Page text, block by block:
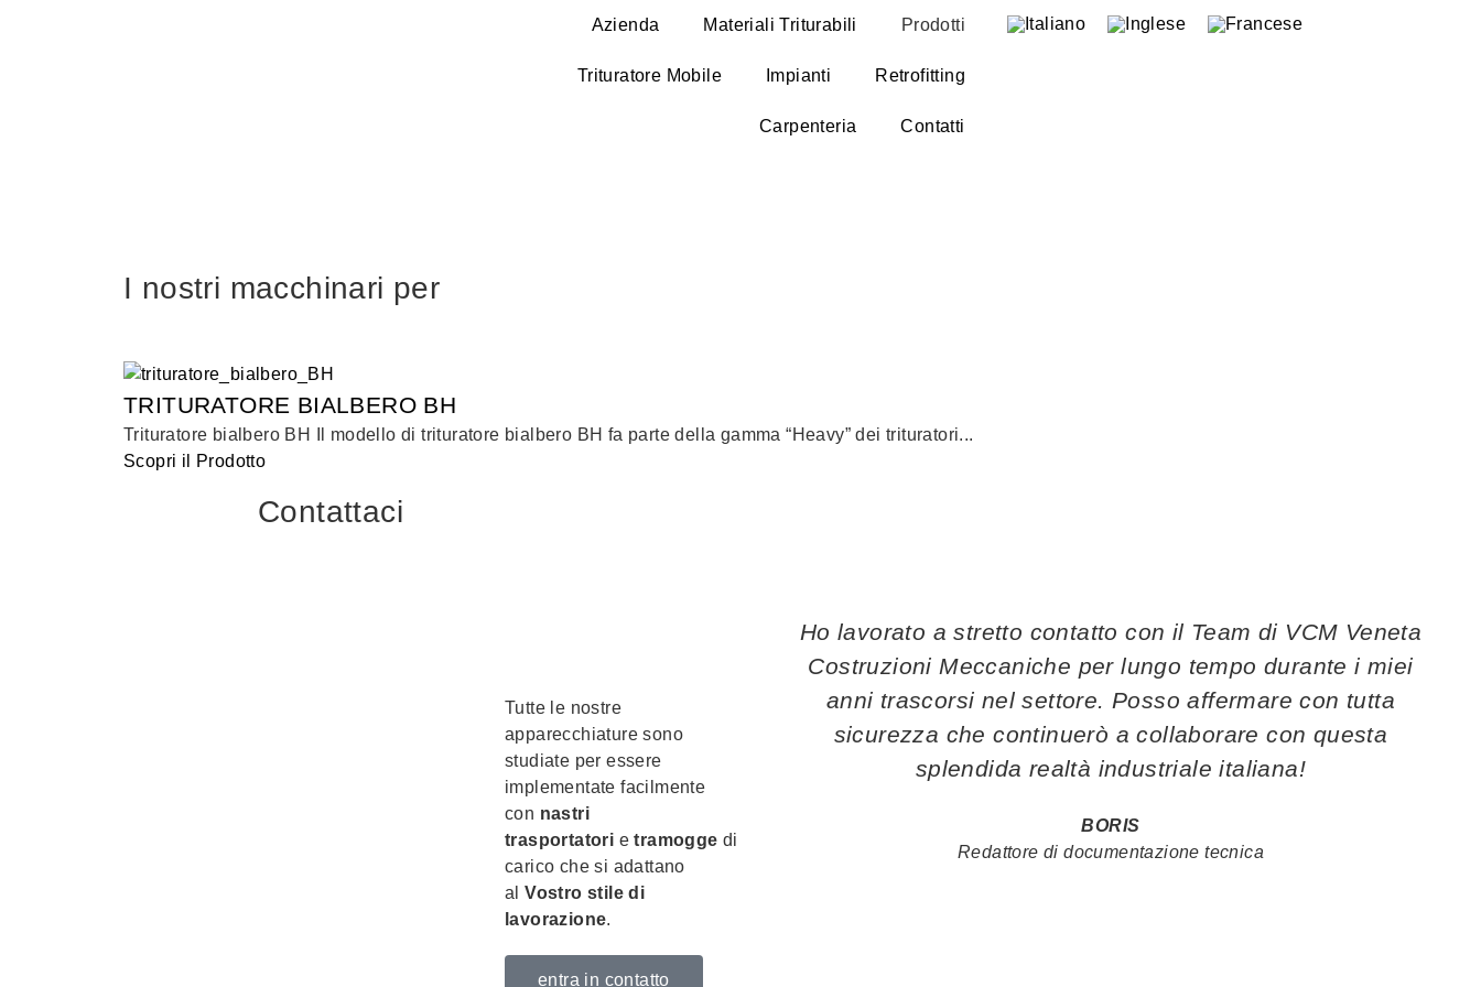
Azienda Materiali Triturabili Prodotti
Trituratore Mobile Impianti Retrofitting
Carpenteria Contatti
I nostri macchinari per
TRITURATORE BIALBERO BH
Trituratore bialbero BH Il modello di trituratore bialbero BH fa parte della gamma “Heavy” dei trituratori...
Scopri il Prodotto
Contattaci
Tutte le nostre
apparecchiature sono
studiate per essere
implementate facilmente
con nastri
trasportatori etramogge di
carico che si adattano
alVostro stile di
lavorazione.
entra in contatto
Ho lavorato a stretto contatto con il Team di VCM Veneta
Costruzioni Meccaniche per lungo tempo durante i miei
anni trascorsi nel settore. Posso affermare con tutta
sicurezza che continuerò a collaborare con questa
splendida realtà industriale italiana!
BORIS
Redattore di documentazione tecnica